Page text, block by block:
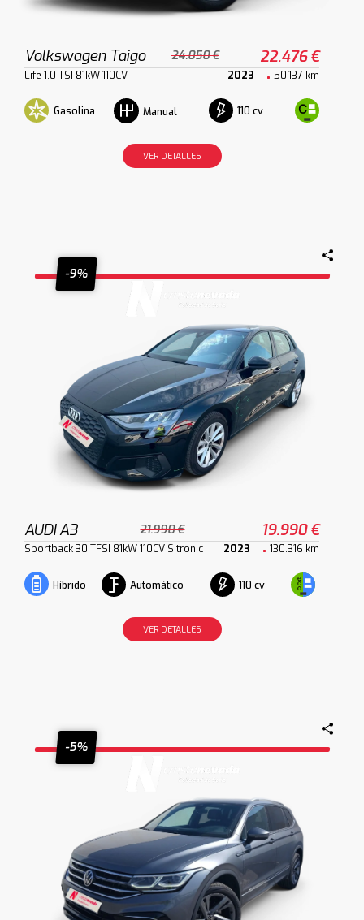
Volkswagen Taigo 24.050 € 22.476 €
Life 1.0 TSI 81kW 110CV 2023 50.137 km
Gasolina Manual 110 cv
VER DETALLES
-9%
AUDI A3 21.990 € 19.990 €
Sportback 30 TFSI 81kW 110CV S tronic 2023 130.316 km
Híbrido Automático 110 cv
VER DETALLES
-5%